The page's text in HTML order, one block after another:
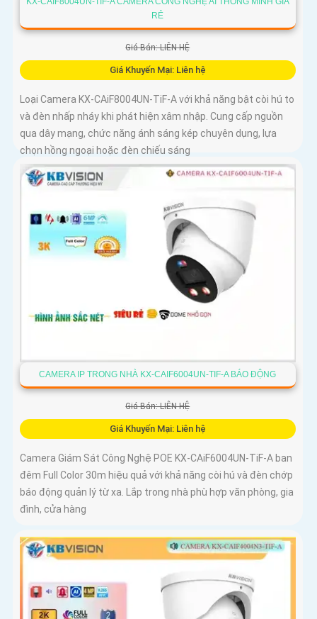
RẺ
Giá Bán: LIÊN HỆ
Giá Khuyến Mại: Liên hệ
Loại Camera KX-CAiF8004UN-TiF-A với khả năng bật còi hú to
và đèn nhấp nháy khi phát hiện xâm nhập. Cung cấp nguồn
qua dây mạng, chức năng ánh sáng kép chuyên dụng, lựa
chọn hồng ngoại hoặc đèn chiếu sáng
CAMERA IP TRONG NHÀ KX-CAIF6004UN-TIF-A BÁO ĐỘNG
Giá Bán: LIÊN HỆ
Giá Khuyến Mại: Liên hệ
Camera Giám Sát Công Nghệ POE KX-CAiF6004UN-TiF-A ban
đêm Full Color 30m hiệu quả với khả năng còi hú và đèn chớp
báo động quản lý từ xa. Lắp trong nhà phù hợp văn phòng, gia
đình, cửa hàng